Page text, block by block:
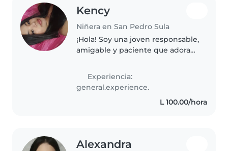
Kency
Niñera en San Pedro Sula
¡Hola! Soy una joven responsable,
amigable y paciente que adora
experiencia cuidando bebés y
niños pequeños. Me encanta la
música Estoy disponible para
Experiencia:
general.experience.
L 100.00/hora
Alexandra